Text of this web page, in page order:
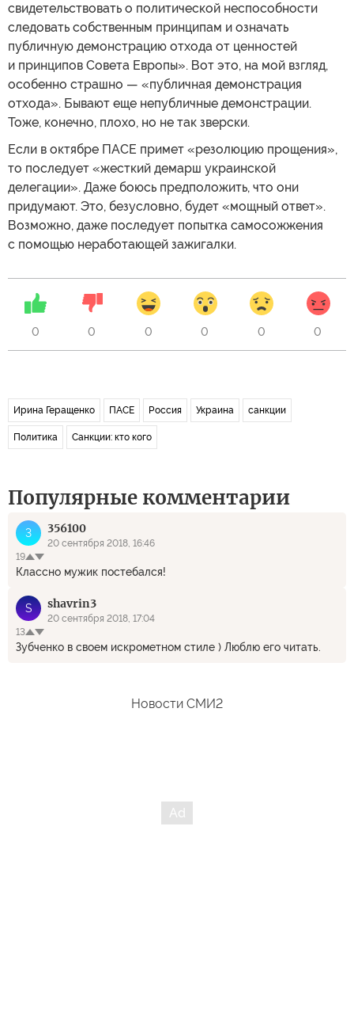
свидетельствовать о политической неспособности
следовать собственным принципам и означать
публичную демонстрацию отхода от ценностей
и принципов Совета Европы». Вот это, на мой взгляд,
особенно страшно — «публичная демонстрация
отхода». Бывают еще непубличные демонстрации.
Тоже, конечно, плохо, но не так зверски.
Если в октябре ПАСЕ примет «резолюцию прощения»,
то последует «жесткий демарш украинской
делегации». Даже боюсь предположить, что они
придумают. Это, безусловно, будет «мощный ответ».
Возможно, даже последует попытка самосожжения
с помощью неработающей зажигалки.
0 0 0 0 0 0
Ирина Геращенко ПАСЕ Россия Украина санкции
Политика Санкции: кто кого
Популярные комментарии
3 356100
20 сентября 2018, 16:46
19
Классно мужик постебался!
S shavrin3
20 сентября 2018, 17:04
13
Зубченко в своем искрометном стиле ) Люблю его читать.
Новости СМИ2